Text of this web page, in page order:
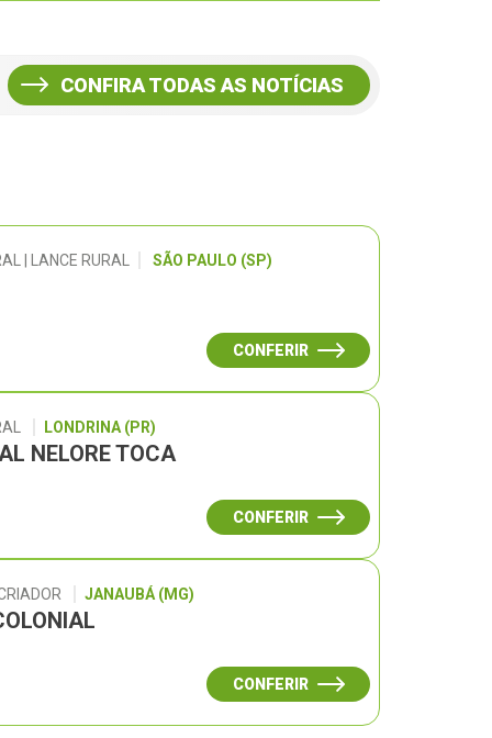
CONFIRA TODAS AS NOTÍCIAS
| LANCE RURAL SÃO PAULO (SP)
CONFERIR
LONDRINA (PR)
NELORE TOCA
CONFERIR
JANAUBÁ (MG)
CONFERIR